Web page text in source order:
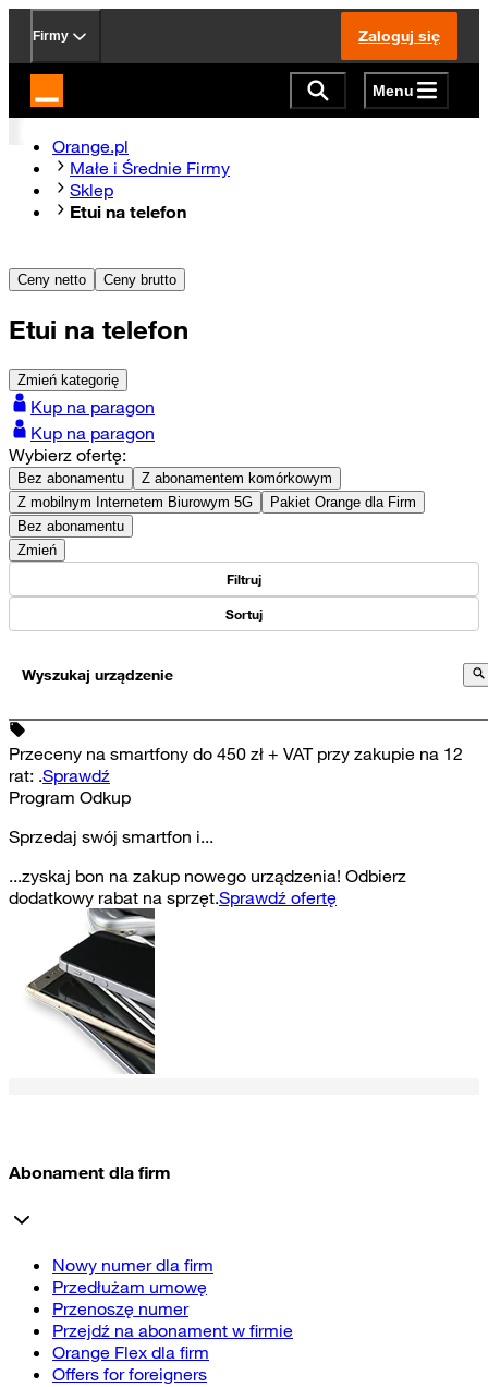
Firmy Zaloguj się
Strona główna Orange.pl Menu
Orange.pl
Małe i Średnie Firmy
Sklep
Etui na telefon
Ceny netto Ceny brutto
Etui na telefon
Zmień kategorię
Kup na paragon
Kup na paragon
Wybierz ofertę:
Bez abonamentu
Z abonamentem komórkowym
Z mobilnym Internetem Biurowym 5G
Pakiet Orange dla Firm
Bez abonamentu
Zmień
Filtruj
Sortuj
Wyszukaj urządzenie
Przeceny na smartfony do 450 zł + VAT przy zakupie na 12
rat: .Sprawdź
Program Odkup
Sprzedaj swój smartfon i...
...zyskaj bon na zakup nowego urządzenia! Odbierz
dodatkowy rabat na sprzęt.Sprawdź ofertę
Abonament dla firm
Nowy numer dla firm
Przedłużam umowę
Przenoszę numer
Przejdź na abonament w firmie
Orange Flex dla firm
Offers for foreigners